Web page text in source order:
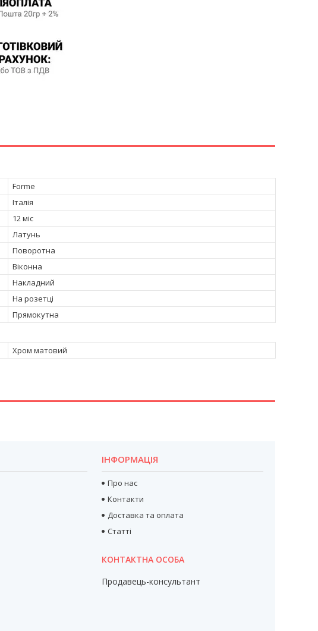
Forme
Італія
12 міс
Латунь
Поворотна
Віконна
Накладний
На розетці
Прямокутна
Хром матовий
ІНФОРМАЦІЯ
Про нас
Контакти
Доставка та оплата
Статті
Продавець-консультант